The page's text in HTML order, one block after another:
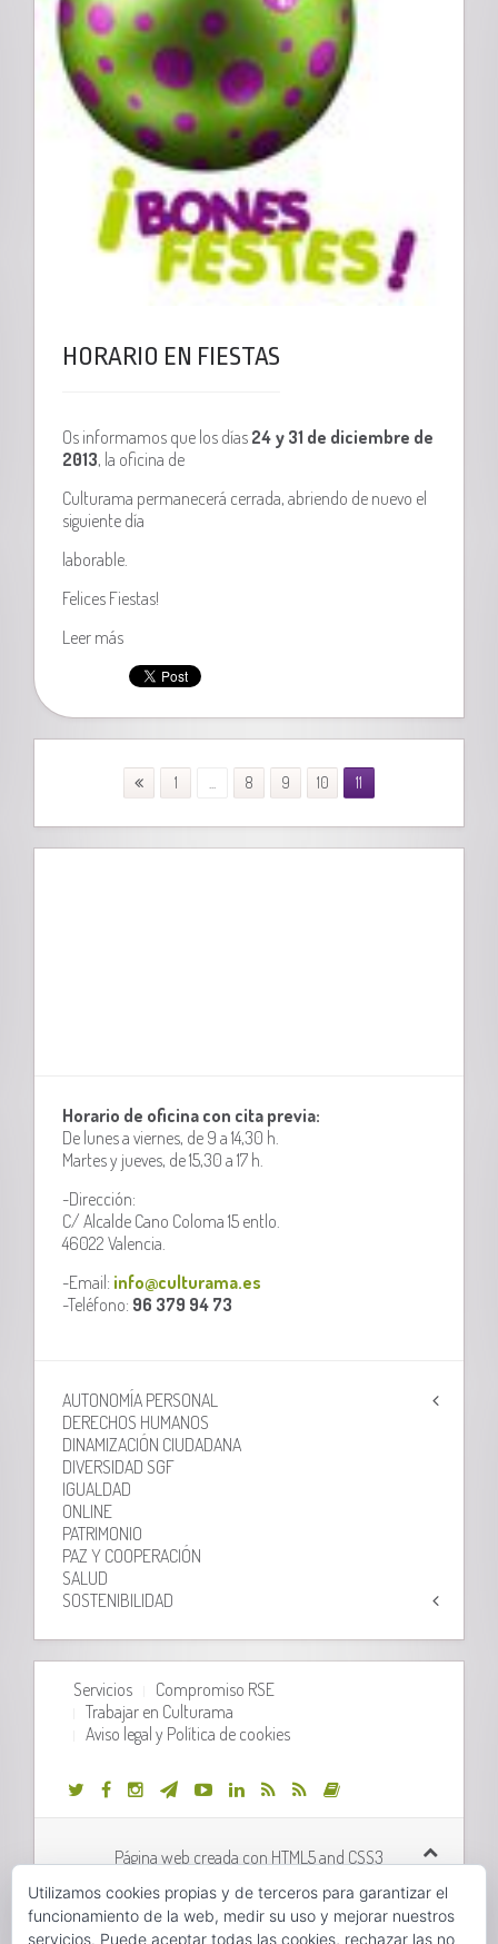
HORARIO EN FIESTAS
Os informamos que los días 24 y 31 de diciembre de
2013, la oficina de
Culturama permanecerá cerrada, abriendo de nuevo el
siguiente día
laborable.
Felices Fiestas!
Leer más
1 8 9 10 11
Horario de oficina con cita previa:
De lunes a viernes, de 9 a 14,30 h.
Martes y jueves, de 15,30 a 17 h.
-Dirección:
C/ Alcalde Cano Coloma 15 entlo.
46022 Valencia.
-Email: info@culturama.es
-Teléfono: 96 379 94 73
AUTONOMÍA PERSONAL
DERECHOS HUMANOS
DINAMIZACIÓN CIUDADANA
DIVERSIDAD SGF
IGUALDAD
ONLINE
PATRIMONIO
PAZ Y COOPERACIÓN
SALUD
SOSTENIBILIDAD
Servicios
Compromiso RSE
Trabajar en Culturama
Aviso legal y Política de cookies
Página web creada con HTML5 and CSS3
Desarrollo web realizado porOrix Systems
Utilizamos cookies propias y de terceros para garantizar el
funcionamiento de la web, medir su uso y mejorar nuestros
servicios. Puede aceptar todas las cookies, rechazar las no